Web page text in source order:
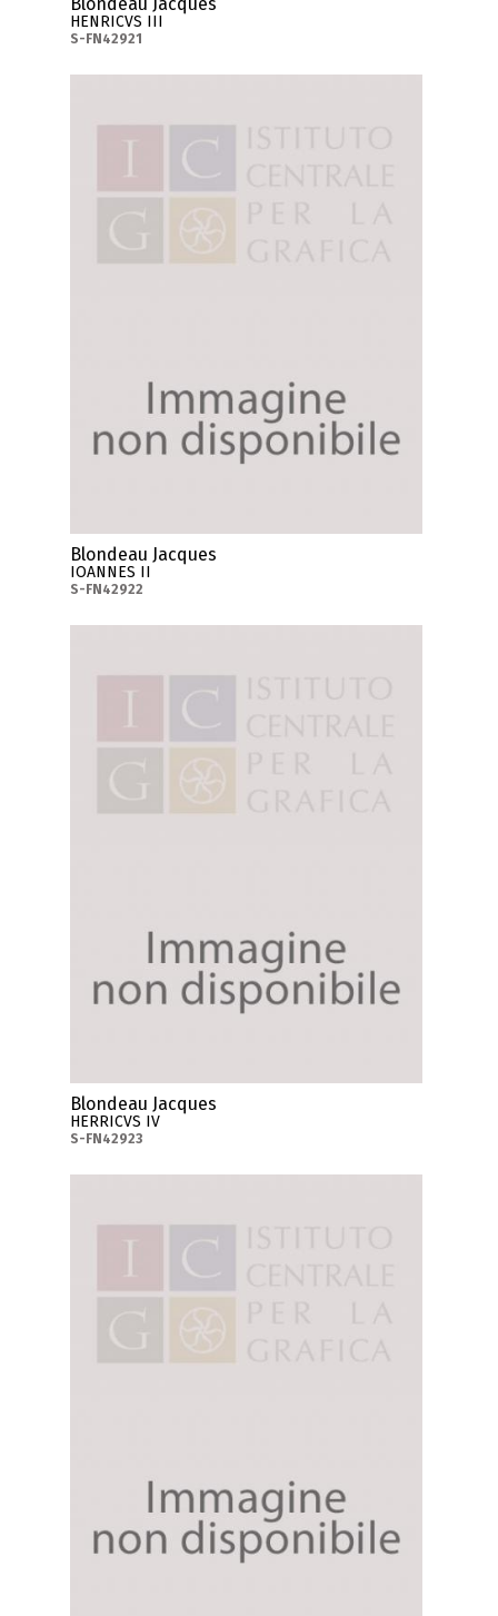
Blondeau Jacques
HENRICVS III
S-FN42921
Blondeau Jacques
IOANNES II
S-FN42922
Blondeau Jacques
HERRICVS IV
S-FN42923